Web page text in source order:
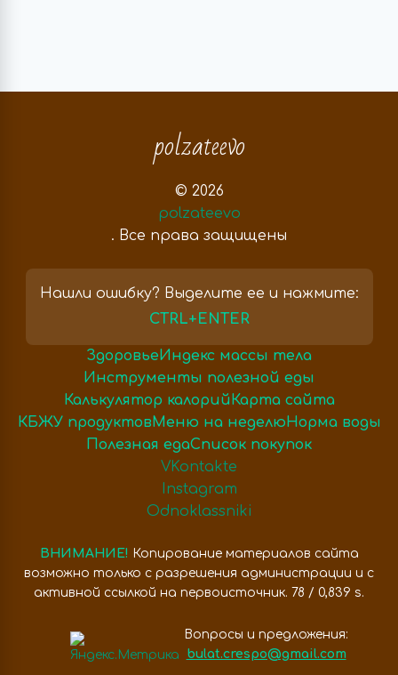
polzateevo
© 2026
polzateevo
. Все права защищены
Нашли ошибку? Выделите ее и нажмите:
CTRL+ENTER
Здоровье Индекс массы тела
Инструменты полезной еды
Калькулятор калорий Карта сайта
КБЖУ продуктов Меню на неделю Норма воды
Полезная едаСписок покупок
VKontakte
Instagram
Odnoklassniki
ВНИМАНИЕ! Копирование материалов сайта
возможно только с разрешения администрации и с
активной ссылкой на первоисточник. 78 / 0,839 s.
Вопросы и предложения:
bulat.crespo@gmail.com